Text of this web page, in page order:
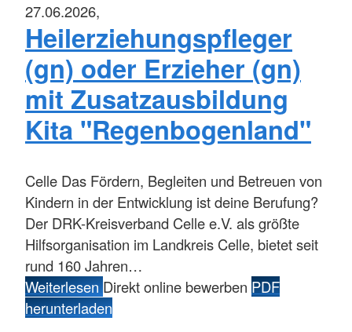
27.06.2026,
Heilerziehungspfleger
(gn) oder Erzieher (gn)
mit Zusatzausbildung
Kita "Regenbogenland"
Celle Das Fördern, Begleiten und Betreuen von
Kindern in der Entwicklung ist deine Berufung?
Der DRK-Kreisverband Celle e.V. als größte
Hilfsorganisation im Landkreis Celle, bietet seit
rund 160 Jahren…
WeiterlesenDirekt online bewerben PDF
herunterladen